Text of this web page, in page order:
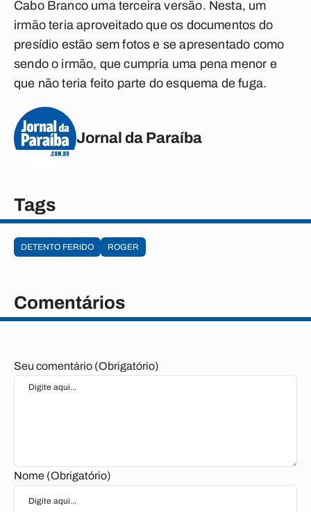
Cabo Branco uma terceira versão. Nesta, um
irmão teria aproveitado que os documentos do
presídio estão sem fotos e se apresentado como
sendo o irmão, que cumpria uma pena menor e
que não teria feito parte do esquema de fuga.
Jornal da Paraíba
Tags
DETENTO FERIDO ROGER
Comentários
Seu comentário (Obrigatório)
Nome (Obrigatório)